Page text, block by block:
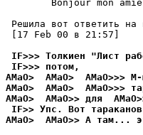
Bonjour mon
Решила вот ответить
[17 Feb 00 в 21:57]
IF>>> Толкиен "Лист
IF>>> потом,
AMaO>  AMaO>
AMaO>  AMaO>  AMaO>>>
AMaO>  AMaO>> для
IF>> Упс. Вот
AMaO>  AMaO>> А там...